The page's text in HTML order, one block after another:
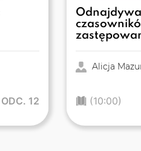
ODC. 12
Alicja
(10:00)